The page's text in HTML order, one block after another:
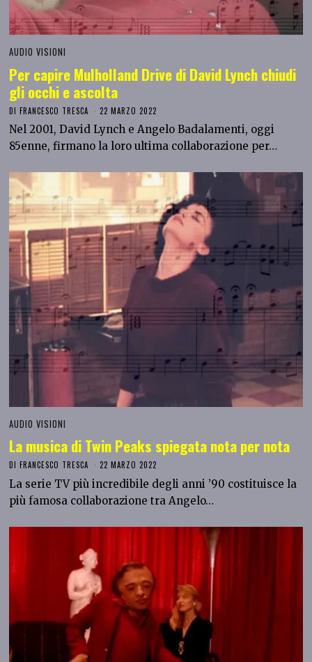
AUDIO VISIONI
Per capire Mulholland Drive di David Lynch chiudi
gli occhi e ascolta
DIFRANCESCO TRESCA 22 MARZO 2022
Nel 2001, David Lynch e Angelo Badalamenti, oggi
85enne, firmano la loro ultima collaborazione per…
AUDIO VISIONI
La musica di Twin Peaks spiegata nota per nota
DIFRANCESCO TRESCA 22 MARZO 2022
La serie TV più incredibile degli anni ’90 costituisce la
più famosa collaborazione tra Angelo…